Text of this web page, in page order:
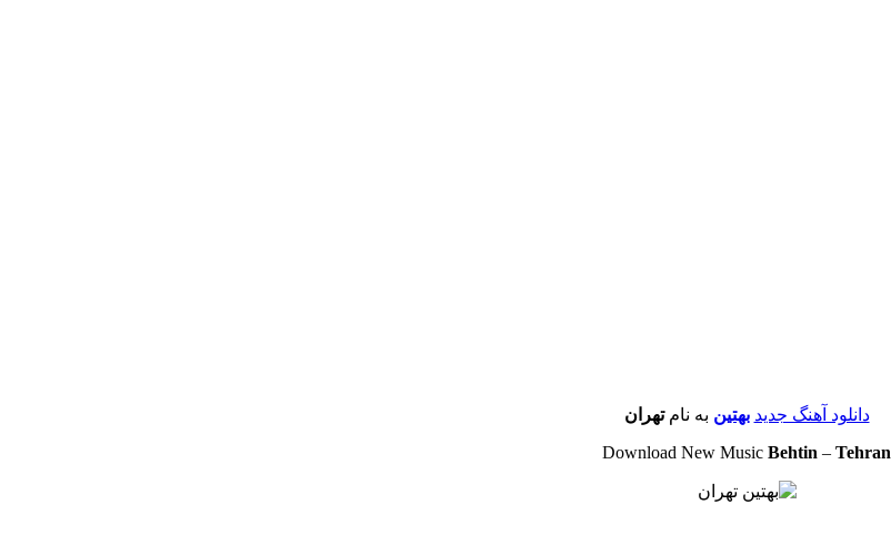
دانلود آهنگ جدید بهتین به نامتهران
Download New Music Behtin – Tehran